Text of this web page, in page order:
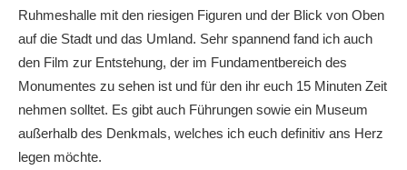
Ruhmeshalle mit den riesigen Figuren und der Blick von Oben
auf die Stadt und das Umland. Sehr spannend fand ich auch
den Film zur Entstehung, der im Fundamentbereich des
Monumentes zu sehen ist und für den ihr euch 15 Minuten Zeit
nehmen solltet. Es gibt auch Führungen sowie ein Museum
außerhalb des Denkmals, welches ich euch definitiv ans Herz
legen möchte.